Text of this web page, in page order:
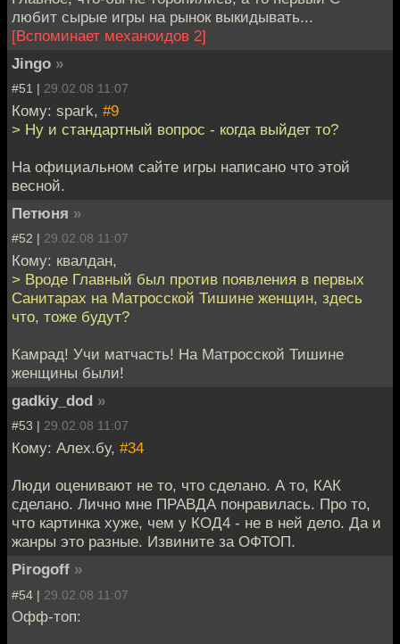
любит сырые игры на рынок выкидывать...
[Вспоминает механоидов 2]
Jingo »
#51 | 29.02.08 11:07
Кому: spark, #9
> Ну и стандартный вопрос - когда выйдет то?
На официальном сайте игры написано что этой
весной.
Петюня »
#52 | 29.02.08 11:07
Кому: квалдан,
> Вроде Главный был против появления в первых
Санитарах на Матросской Тишине женщин, здесь
что, тоже будут?
Камрад! Учи матчасть! На Матросской Тишине
женщины были!
gadkiy_dod »
#53 | 29.02.08 11:07
Кому: Алех.бу, #34
Люди оценивают не то, что сделано. А то, КАК
сделано. Лично мне ПРАВДА понравилась. Про то,
что картинка хуже, чем у КОД4 - не в ней дело. Да и
жанры это разные. Извините за ОФТОП.
Pirogoff »
#54 | 29.02.08 11:07
Офф-топ: